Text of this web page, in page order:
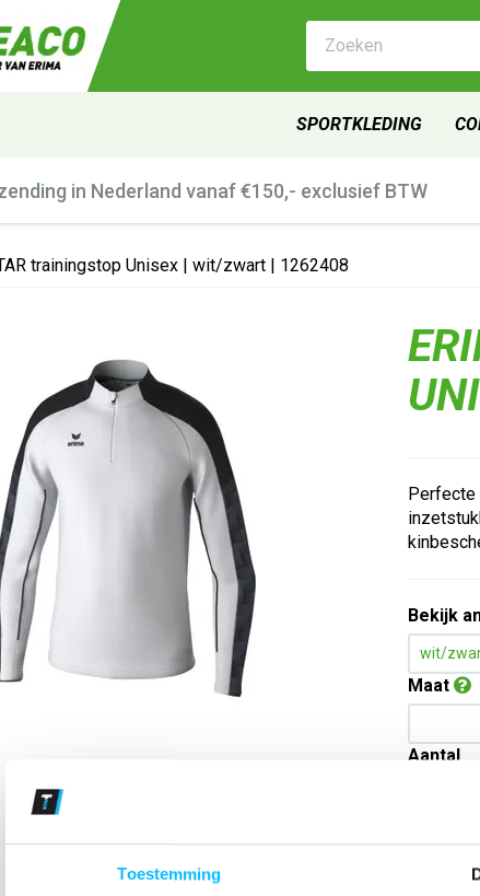
Toestemming
SPORTKLEDING
in Nederland vanaf €150,- exclusief BTW
trainingstop Unisex | wit/zwart | 1262408
Perfecte
Bekijk
wit/
Maat
Aantal
*Gratis